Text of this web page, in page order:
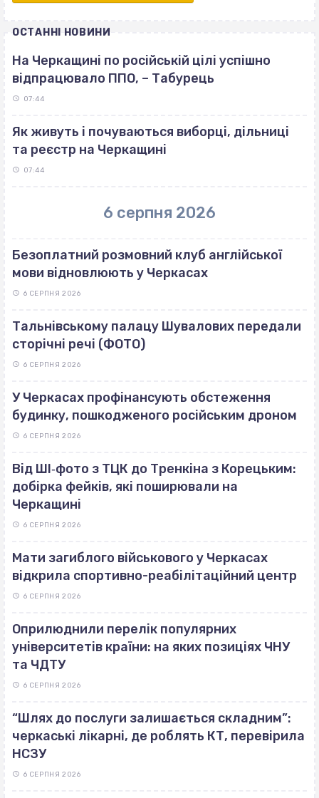
ОСТАННІ НОВИНИ
На Черкащині по російській цілі успішно
відпрацювало ППО, – Табурець
07:44
Як живуть і почуваються виборці, дільниці
та реєстр на Черкащині
07:44
6 серпня 2026
Безоплатний розмовний клуб англійської
мови відновлюють у Черкасах
6 СЕРПНЯ 2026
Тальнівському палацу Шувалових передали
сторічні речі (ФОТО)
6 СЕРПНЯ 2026
У Черкасах профінансують обстеження
будинку, пошкодженого російським дроном
6 СЕРПНЯ 2026
Від ШІ‐фото з ТЦК до Тренкіна з Корецьким:
добірка фейків, які поширювали на
Черкащині
6 СЕРПНЯ 2026
Мати загиблого військового у Черкасах
відкрила спортивно-реабілітаційний центр
6 СЕРПНЯ 2026
Оприлюднили перелік популярних
університетів країни: на яких позиціях ЧНУ
та ЧДТУ
6 СЕРПНЯ 2026
“Шлях до послуги залишається складним”:
черкаські лікарні, де роблять КТ, перевірила
НСЗУ
6 СЕРПНЯ 2026